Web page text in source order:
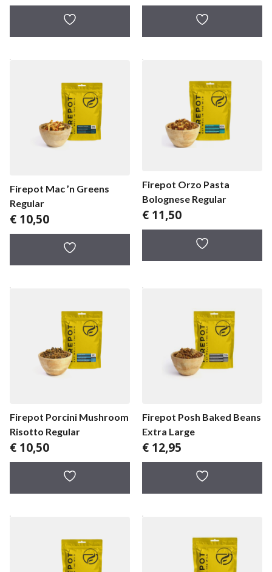
Firepot Mac ’n Greens
Regular
€ 10,50
Firepot Orzo Pasta
Bolognese Regular
€ 11,50
Firepot Porcini Mushroom
Risotto Regular
€ 10,50
Firepot Posh Baked Beans
Extra Large
€ 12,95